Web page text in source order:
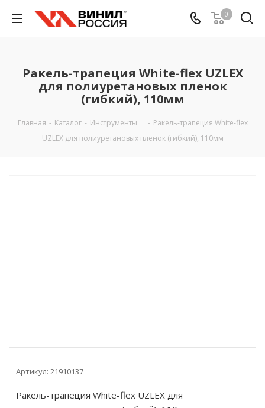
0
Ракель-трапеция White-flex UZLEX
для полиуретановых пленок
(гибкий), 110мм
Главная - Каталог - Инструменты - Ракель-трапеция White-flex
UZLEX для полиуретановых пленок (гибкий), 110мм
Артикул: 21910137
Ракель-трапеция White-flex UZLEX для